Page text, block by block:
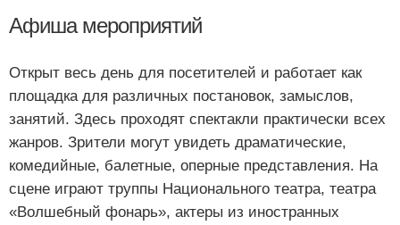
Афиша мероприятий
Открыт весь день для посетителей и работает как
площадка для различных постановок, замыслов,
занятий. Здесь проходят спектакли практически всех
жанров. Зрители могут увидеть драматические,
комедийные, балетные, оперные представления. На
сцене играют труппы Национального театра, театра
«Волшебный фонарь», актеры из иностранных